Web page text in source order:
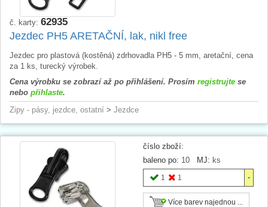
č. karty: 62935
Jezdec PH5 ARETAČNÍ, lak, nikl free
Jezdec pro plastová (kostěná) zdrhovadla PH5 - 5 mm, aretační, cena
za 1 ks, turecký výrobek.
Cena výrobku se zobrazí až po přihlášení. Prosím registrujte se
nebo přihlaste.
Zipy - pásy, jezdce, ostatní > Jezdce
číslo zboží:
baleno po: 10 MJ: ks
1 1
Více barev najednou ...